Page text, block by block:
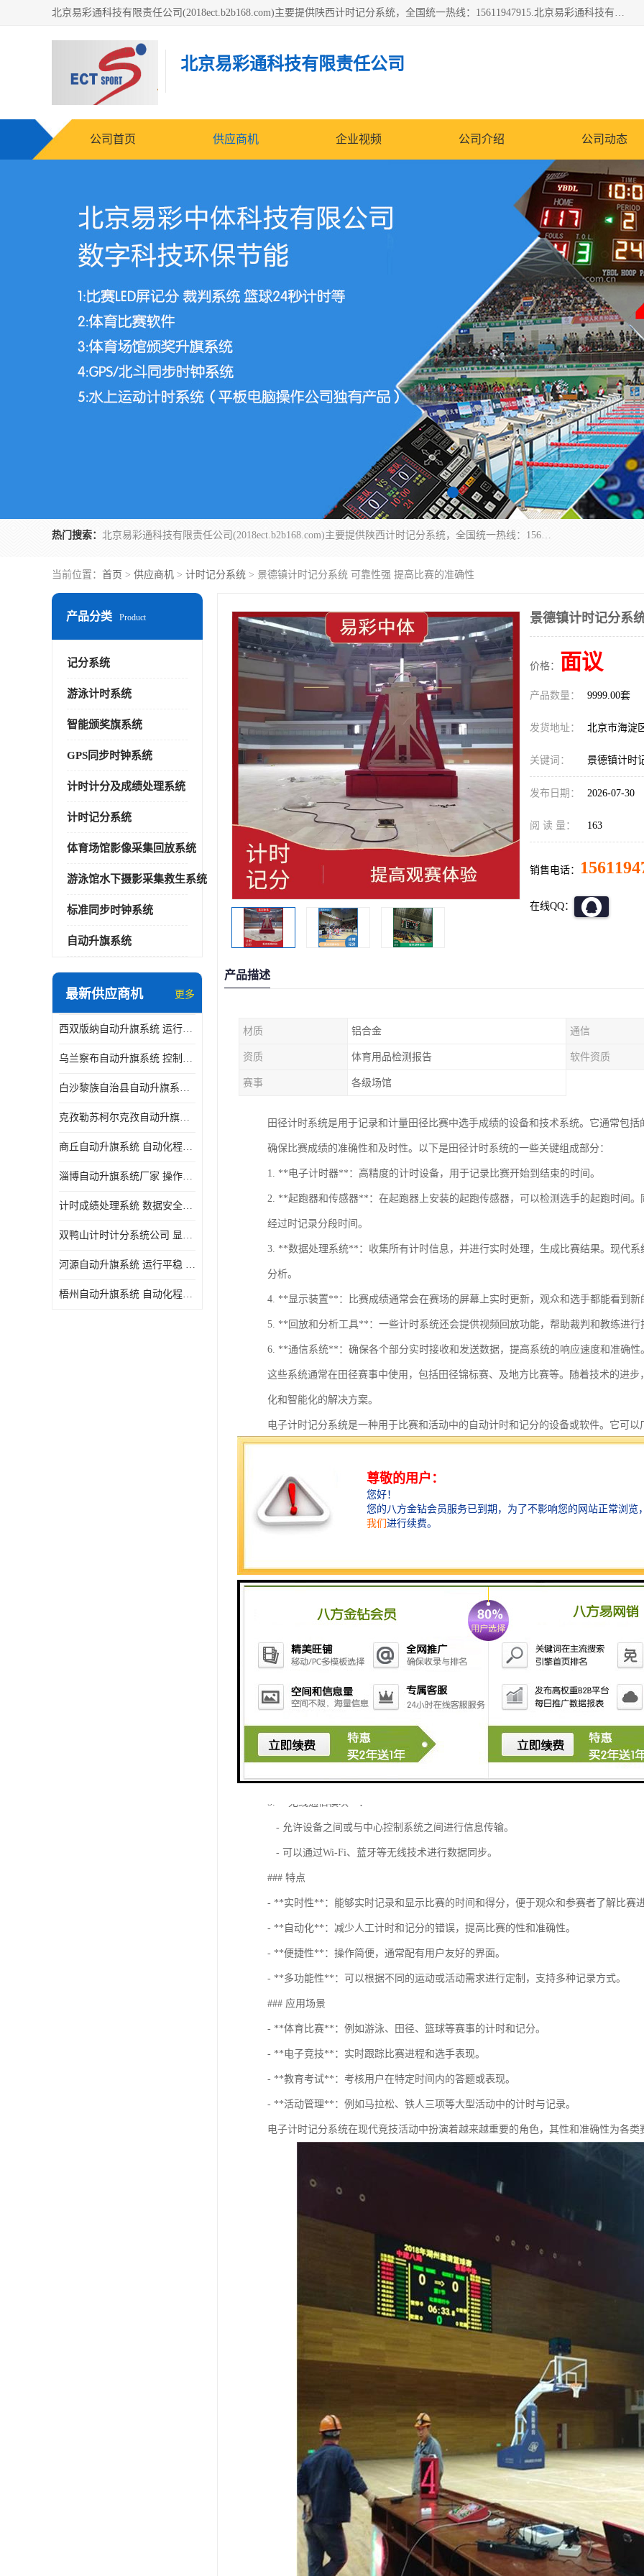
北京易彩通科技有限责任公司(2018ect.b2b168.com)主要提供陕西计时记分系统，全国统一热线：15611947915.北京易彩通科技有限责任公司有一支长期从事智能控制系统研发的高素质的队伍，具有嵌入式系统，视频系统、通信系统、网络系统，体育计时系统的知识和技能。强力打造体育比赛计时计分系统、智能升降旗系统、标准时钟系统、赛事编排及信息发布系统，为用户提供较新的，较廉价的，应用解决方案。
北京易彩通科技有限责任公司
公司首页 供应商机 企业视频 公司介绍 公司动态
热门搜索： 北京易彩通科技有限责任公司(2018ect.b2b168.com)主要提供陕西计时记分系统，全国统一热线：15611947915.北京易彩通科技有限责任公司有一支长期从事智能控制系统研发的高素质的队伍，具有嵌入式系统，视频系统、通信系统、网络系统，体育计时系统的知识和技能。强力打造体育比赛计时计分系统、智能升降旗系统、标准时钟系统、赛事编排及信息发布系统，为用户提供较新的，较廉价的，应用解决方案。
当前位置： 首页 > 供应商机 > 计时记分系统 > 景德镇计时记分系统 可靠性强 提高比赛的准确性
产品分类 Product
记分系统
游泳计时系统
智能颁奖旗系统
GPS同步时钟系统
计时计分及成绩处理系统
计时记分系统
体育场馆影像采集回放系统
游泳馆水下摄影采集救生系统
标准同步时钟系统
自动升旗系统
最新供应商机 更多
西双版纳自动升旗系统 运行平稳 功能强大
乌兰察布自动升旗系统 控制灵活 设计简单 灵活 提高工作效率
白沙黎族自治县自动升旗系统 操作简单 提高工作效率 安装简单
克孜勒苏柯尔克孜自动升旗系统 运行平稳 安装简单
商丘自动升旗系统 自动化程度高 提高工作效率
淄博自动升旗系统厂家 操作简单 提高工作效率
计时成绩处理系统 数据安全稳定准确 提升场馆形象 操作简便
双鸭山计时计分系统公司 显示效果好 提升场馆形象
河源自动升旗系统 运行平稳 设计简单 灵活
梧州自动升旗系统 自动化程度高 性价比高
景德镇计时记分系
价格： 面议
产品数量： 9999.00套
发货地址： 北京市海
关键词： 景德镇计时
发布日期： 2026-07-30
阅 读 量： 163
销售电话：
在线QQ：
产品描述
材质 铝合金 通信
资质 体育用品检测报告 软件资质
赛事 各级场馆
田径计时系统是用于记录和计量田径比赛中选手成绩的设备和技术系统。它通常包
确保比赛成绩的准确性和及时性。以下是田径计时系统的一些关键组成部分：
1. **电子计时器**：高精度的计时设备，用于记录比赛开始到结束的时间。
2. **起跑器和传感器**：在起跑器上安装的起跑传感器，可以检测选手的起跑时间
经过时记录分段时间。
3. **数据处理系统**：收集所有计时信息，并进行实时处理，生成比赛结果。现代
分析。
4. **显示装置**：比赛成绩通常会在赛场的屏幕上实时更新，观众和选手都能看到新
5. **回放和分析工具**：一些计时系统还会提供视频回放功能，帮助裁判和教练进行
6. **通信系统**：确保各个部分实时接收和发送数据，提高系统的响应速度和准确性
这些系统通常在田径赛事中使用，包括田径锦标赛、及地方比赛等。随着技术的进
化和智能化的解决方案。
电子计时记分系统是一种用于比赛和活动中的自动计时和记分的设备或软件。它可
### 关键组成部分
1. **计时器**：
- 高精度计时设备，用于实时记录比赛时间。
2. **记分板**：
3. **传感器和检测设备**：
- 在某些运动中，还可能需要运动检测设备。
4. **软件系统**：
- 用于数据处理、统计和分析。
- 提供界面供裁判和工作人员实时输入数据。
5. **无线通信模块**：
- 允许设备之间或与中心控制系统之间进行信息传输。
- 可以通过Wi-Fi、蓝牙等无线技术进行数据同步。
### 特点
- **实时性**：能够实时记录和显示比赛的时间和得分，便于观众和参赛者了解比赛
- **自动化**：减少人工计时和记分的错误，提高比赛的性和准确性。
- **便捷性**：操作简便，通常配有用户友好的界面。
- **多功能性**：可以根据不同的运动或活动需求进行定制，支持多种记录方式。
### 应用场景
- **体育比赛**：例如游泳、田径、篮球等赛事的计时和记分。
- **电子竞技**：实时跟踪比赛进程和选手表现。
- **教育考试**：考核用户在特定时间内的答题或表现。
- **活动管理**：例如马拉松、铁人三项等大型活动中的计时与记录。
电子计时记分系统在现代竞技活动中扮演着越来越重要的角色，其性和准确性为各